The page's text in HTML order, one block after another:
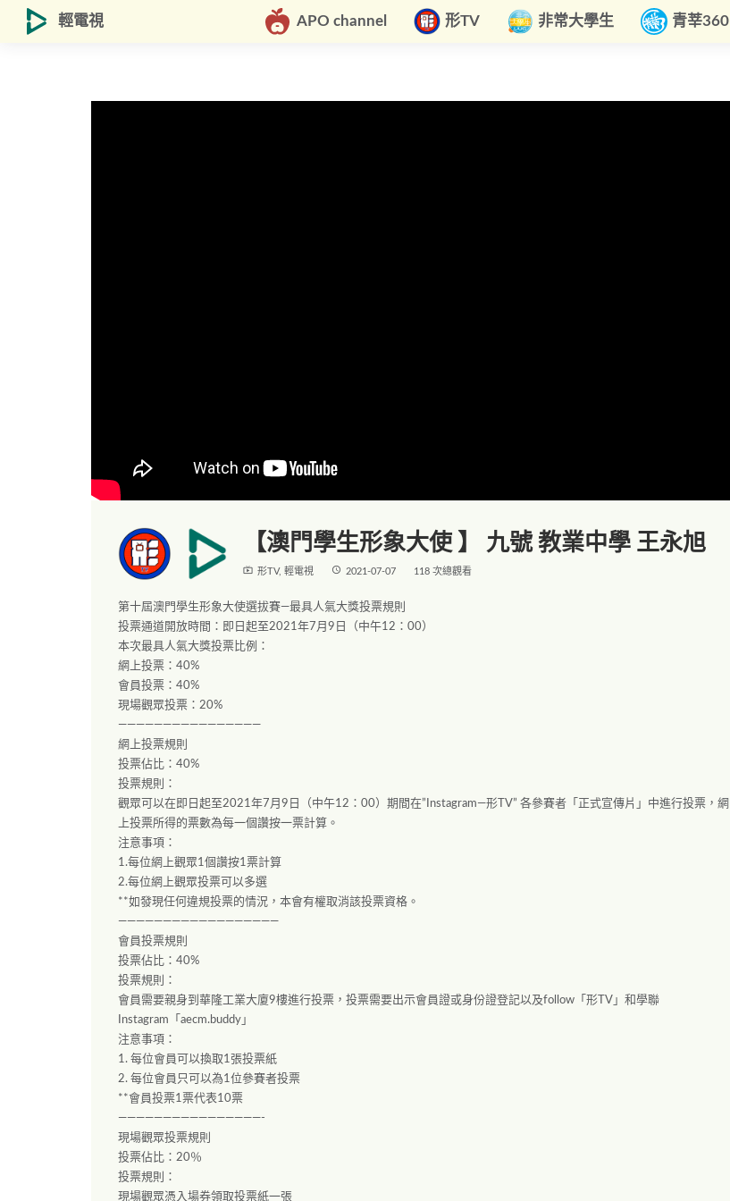
輕電視 APO channel 形TV 非常大學生 青莘360
【澳門學生形象大使 】 九號 教業中學 王永旭
live_tv 形TV, 輕電視 access_time 2021-07-07 118 次總觀看
第十屆澳門學生形象大使選拔賽—最具人氣大獎投票規則
投票通道開放時間：即日起至2021年7月9日（中午12：00）
本次最具人氣大獎投票比例：
網上投票：40%
會員投票：40%
現場觀眾投票：20%
————————————————
網上投票規則
投票佔比：40%
投票規則：
觀眾可以在即日起至2021年7月9日（中午12：00）期間在”Instagram—形TV” 各參賽者「正式宣傳片」中進行投票，網
上投票所得的票數為每一個讚按一票計算。
注意事項：
1.每位網上觀眾1個讚按1票計算
2.每位網上觀眾投票可以多選
**如發現任何違規投票的情況，本會有權取消該投票資格。
——————————————————
會員投票規則
投票佔比：40%
投票規則：
會員需要親身到華隆工業大廈9樓進行投票，投票需要出示會員證或身份證登記以及follow「形TV」和學聯
Instagram「aecm.buddy」
注意事項：
1. 每位會員可以換取1張投票紙
2. 每位會員只可以為1位參賽者投票
**會員投票1票代表10票
————————————————-
現場觀眾投票規則
投票佔比：20％
投票規則：
現場觀眾憑入場券領取投票紙一張